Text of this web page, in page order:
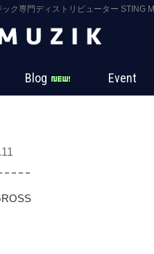
ク専門ディストリビューター STING
Blog Event